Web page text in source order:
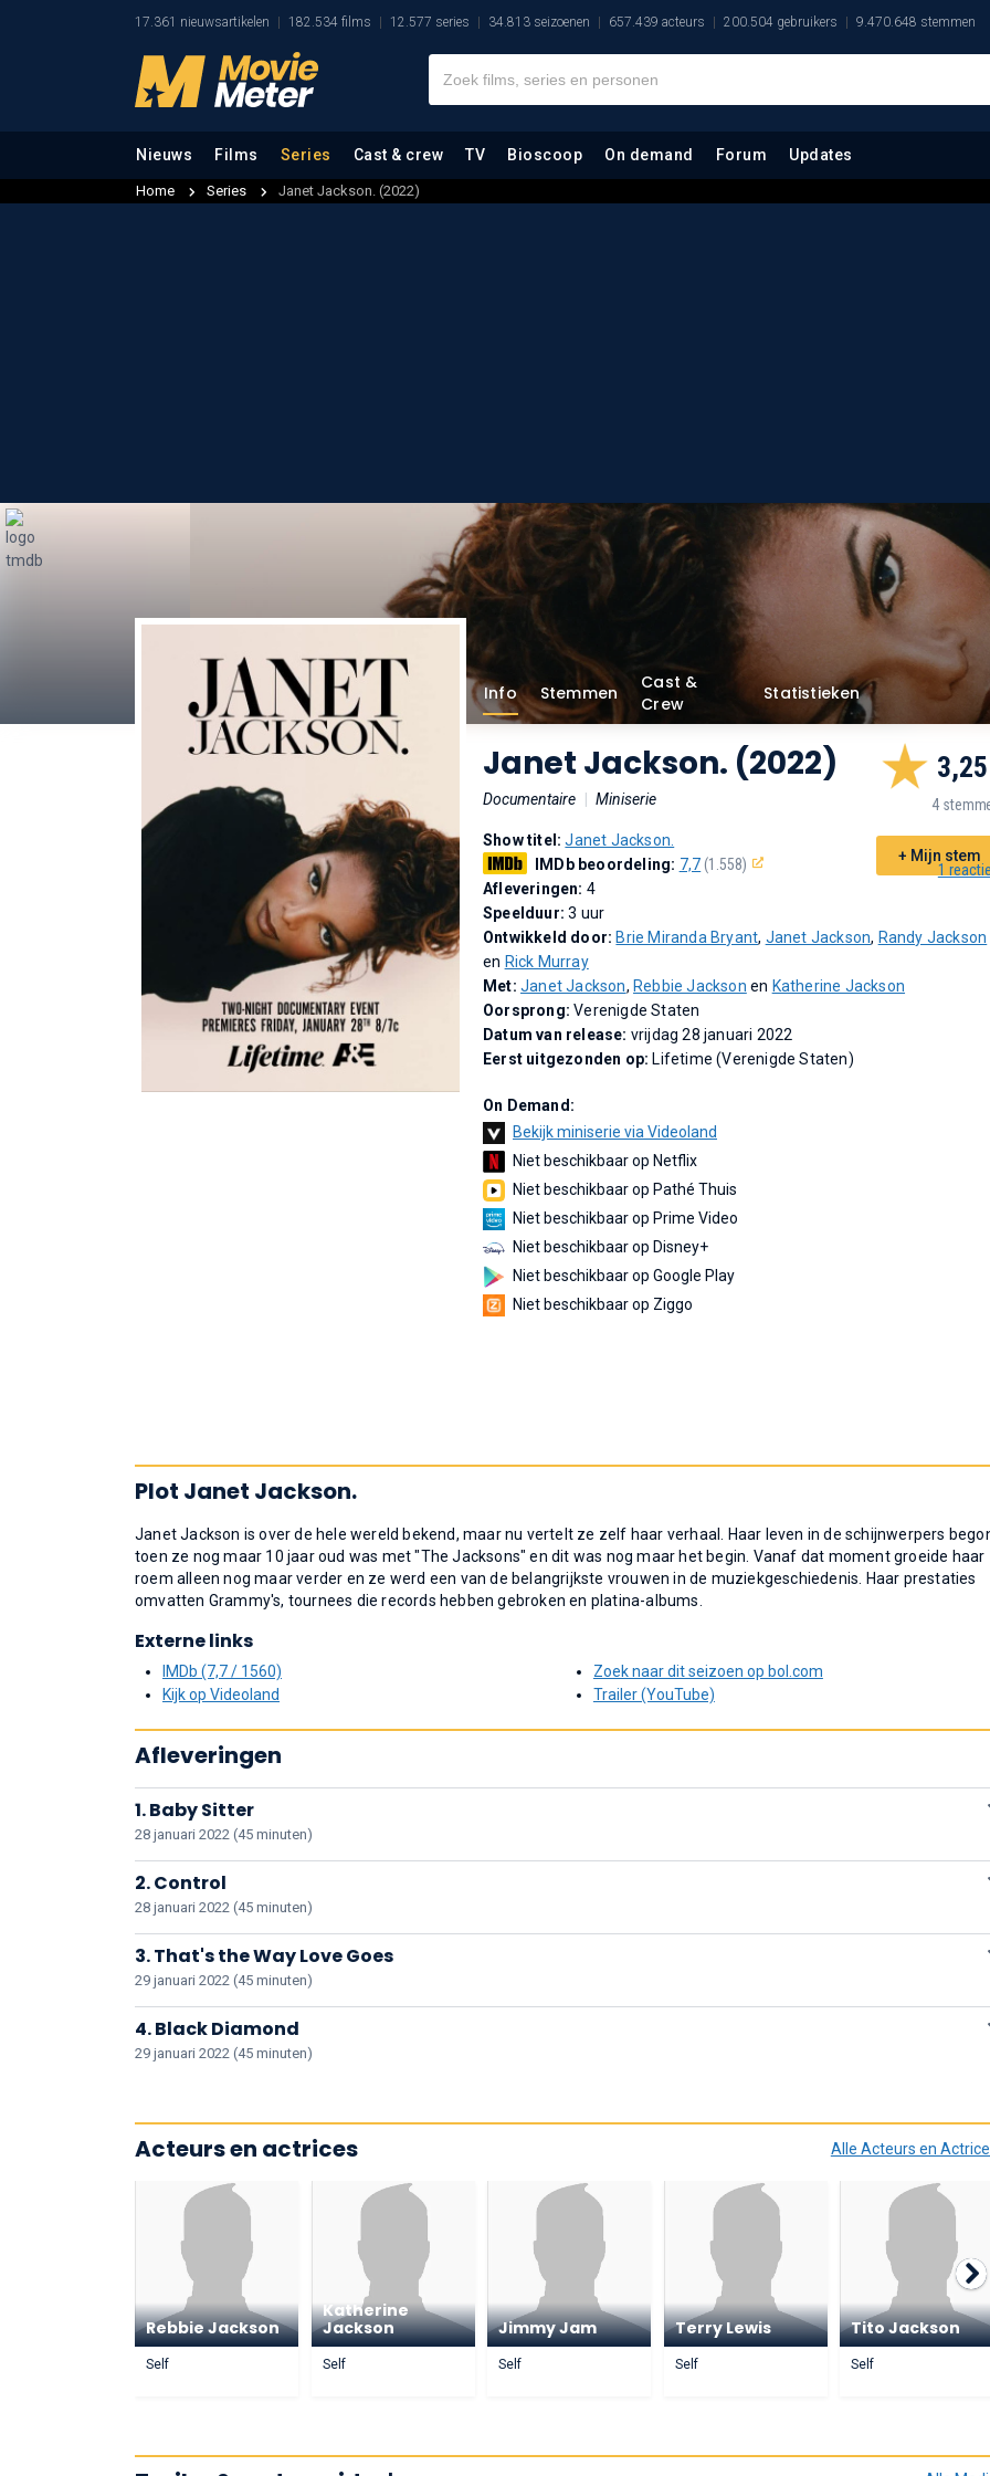
17.361 nieuwsartikelen 182.534 films 12.577 series 34.813 seizoenen 657.439 acteurs 200.504 gebruikers 9.470.648 stemmen
Nieuws Films Series Cast & crew TV Bioscoop On demand Forum Updates
Home Series Janet Jackson. (2022)
Info Stemmen
Cast &
Crew
Statistieken
Janet Jackson. (2022)
Documentaire Miniserie
3,25
4
+ Mijn stem
1
Show titel:Janet Jackson.
IMDb beoordeling: 7,7(1.558)
Afleveringen: 4
Speelduur:3 uur
Ontwikkeld door: Brie Miranda Bryant, Janet Jackson, Randy Jackson
en Rick Murray
Met: Janet Jackson, Rebbie Jackson en Katherine Jackson
Oorsprong:Verenigde Staten
Datum van release: vrijdag 28 januari 2022
Eerst uitgezonden op: Lifetime (Verenigde Staten)
On Demand:
Bekijk miniserie via Videoland
Niet beschikbaar op Netflix
Niet beschikbaar op Pathé Thuis
Niet beschikbaar op Prime Video
Niet beschikbaar op Disney+
Niet beschikbaar op Google Play
Niet beschikbaar op Ziggo
Plot Janet Jackson.
Janet Jackson is over de hele wereld bekend, maar nu vertelt ze zelf haar verhaal. Haar leven in de schijnwerpers
toen ze nog maar 10 jaar oud was met "The Jacksons" en dit was nog maar het begin. Vanaf dat moment groeide haar
roem alleen nog maar verder en ze werd een van de belangrijkste vrouwen in de muziekgeschiedenis. Haar prestaties
omvatten Grammy's, tournees die records hebben gebroken en platina-albums.
Externe links
IMDb (7,7 / 1560)
Kijk op Videoland
Zoek naar dit seizoen op bol.com
Trailer (YouTube)
Afleveringen
1. Baby Sitter
28 januari 2022 (45 minuten)
2. Control
28 januari 2022 (45 minuten)
3. That's the Way Love Goes
29 januari 2022 (45 minuten)
4. Black Diamond
29 januari 2022 (45 minuten)
Alle Acteurs en
Acteurs en actrices
Rebbie Jackson
Self
Katherine
Jackson
Self
Jimmy Jam
Self
Terry Lewis
Self
Tito Jackson
Self